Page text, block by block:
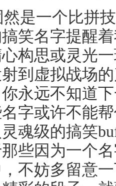
是一个比拼
笑名字提醒
构思或灵光
到虚拟战场
永远不知道
字或许不能
魂级的搞笑
些因为一个
不妨多留意